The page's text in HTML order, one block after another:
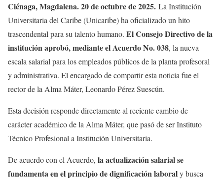
Ciénaga, Magdalena. 20 de octubre de 2025. La Institución
Universitaria del Caribe (Unicaribe) ha oficializado un hito
trascendental para su talento humano. El Consejo Directivo de la
institución aprobó, mediante el Acuerdo No. 038, la nueva
escala salarial para los empleados públicos de la planta profesoral
y administrativa. El encargado de compartir esta noticia fue el
rector de la Alma Máter, Leonardo Pérez Suescún.
Esta decisión responde directamente al reciente cambio de
carácter académico de la Alma Máter, que pasó de ser Instituto
Técnico Profesional a Institución Universitaria.
De acuerdo con el Acuerdo, la actualización salarial se
fundamenta en el principio de dignificación laboraly busca